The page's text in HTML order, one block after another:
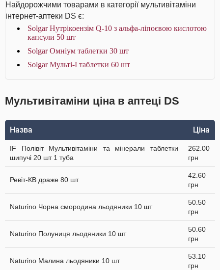
Найдорожчими товарами в категорії мультивітаміни
інтернет-аптеки DS є:
Solgar Нутрікоензім Q-10 з альфа-ліпоєвою кислотою
капсули 50 шт
Solgar Омніум таблетки 30 шт
Solgar Мульті-I таблетки 60 шт
Мультивітаміни ціна в аптеці DS
Назва Ціна
IF Полівіт Мультивітаміни та мінерали таблетки
шипучі 20 шт 1 туба
262.00
грн
Ревіт-КВ драже 80 шт
42.60
грн
Naturino Чорна смородина льодяники 10 шт
50.50
грн
Naturino Полуниця льодяники 10 шт
50.60
грн
Naturino Малина льодяники 10 шт
53.10
грн